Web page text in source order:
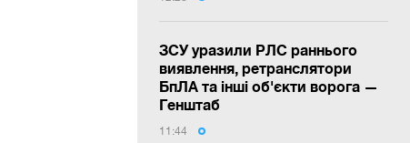
ЗСУ уразили РЛС раннього
виявлення, ретранслятори
БпЛА та інші об'єкти ворога —
Генштаб
11:44